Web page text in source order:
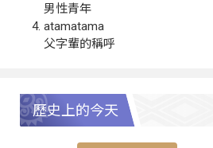
男性青年
atamatama
父字輩的稱呼
歷史上的今天